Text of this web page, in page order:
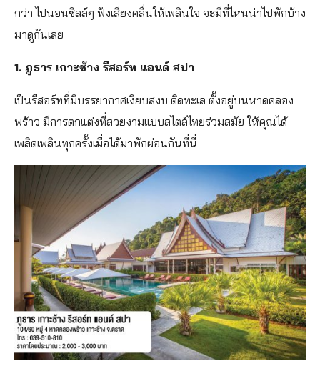
กว่า ไปนอนชิลล์ๆ ฟังเสียงคลื่นให้เพลินใจ จะมีที่ไหนน่าไปพักบ้าง
มาดูกันเลย
1. ภูธาร เกาะช้าง รีสอร์ท แอนด์ สปา
เป็นรีสอร์ทที่มีบรรยากาศเงียบสงบ ติดทะเล ตั้งอยู่บนหาดคลอง
พร้าว มีการตกแต่งที่สวยงามแบบสไตล์ไทยร่วมสมัย ให้คุณได้
เพลิดเพลินทุกครั้งเมื่อได้มาพักผ่อนกันที่นี่